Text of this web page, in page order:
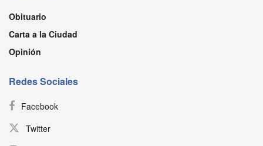
Obituario
Carta a la Ciudad
Opinión
Redes Sociales
Facebook
Twitter